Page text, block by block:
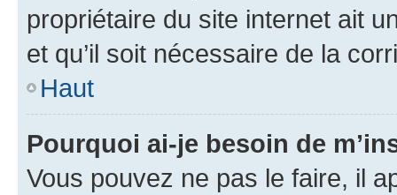
propriétaire du site internet ait
et qu’il soit nécessaire de la
Haut
Pourquoi ai-je besoin de
Vous pouvez ne pas le faire, il